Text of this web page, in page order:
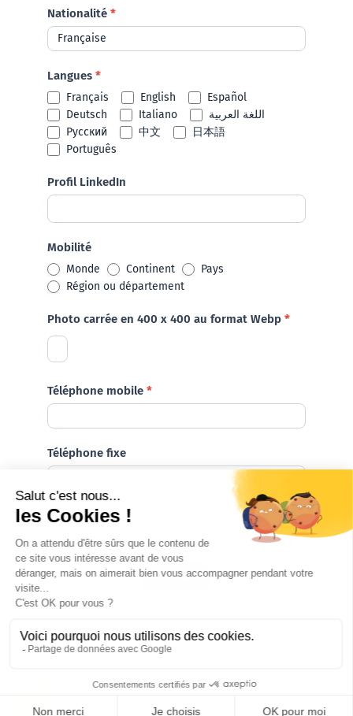
Nationalité *
Langues *
Français English
Español
Deutsch
Italiano
اللغة العربية
Русский
中文
日本語
Português
Profil LinkedIn
Mobilité
Monde Continent
Pays
Région ou département
Photo carrée en 400 x 400 au format Webp *
Téléphone mobile *
Téléphone fixe
*Champ obligatoire
Suivant